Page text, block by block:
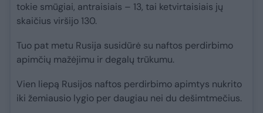
tokie smūgiai, antraisiais – 13, tai ketvirtaisiais jų
skaičius viršijo 130.
Tuo pat metu Rusija susidūrė su naftos perdirbimo
apimčių mažėjimu ir degalų trūkumu.
Vien liepą Rusijos naftos perdirbimo apimtys nukrito
iki žemiausio lygio per daugiau nei du dešimtmečius.